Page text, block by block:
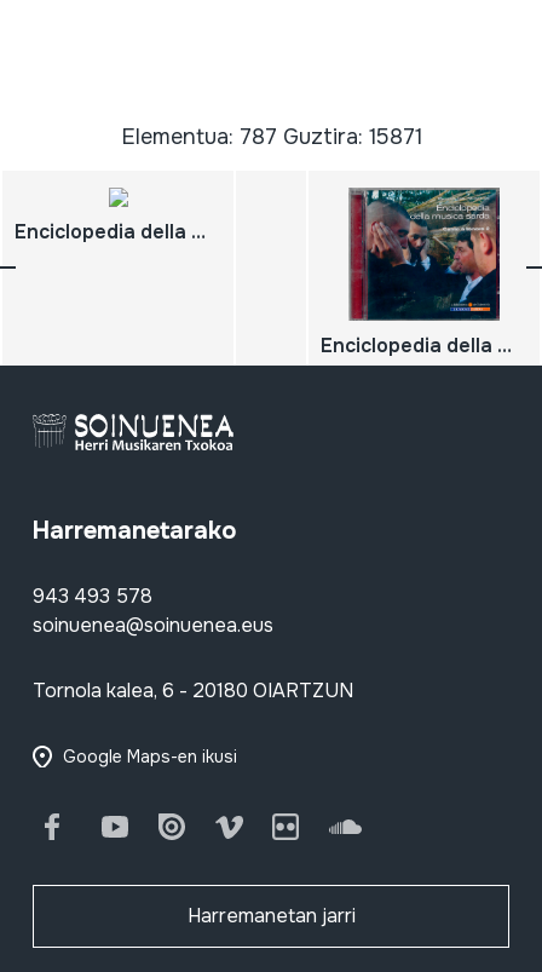
Elementua: 787 Guztira: 15871
Enciclopedia della musica sarda. Canto a chitarra 1;
Enciclopedia della musica sarda. Canto a tenore 2
Harremanetarako
943 493 578
soinuenea@soinuenea.eus
Tornola kalea, 6 - 20180 OIARTZUN
Google Maps-en ikusi
FacebookYoutube Issuu Vimeo Flickr SoundCloud
Harremanetan jarri